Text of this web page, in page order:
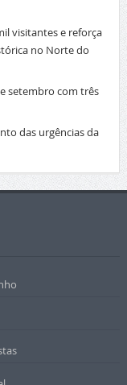
visitantes e reforça
no Norte do
setembro com três
das urgências da